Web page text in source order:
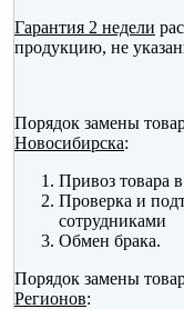
Гарантия 2 недели
продукцию, не
Порядок замены
Новосибирска:
Привоз товара
Проверка и
сотрудниками
Обмен брака.
Порядок замены
Регионов: